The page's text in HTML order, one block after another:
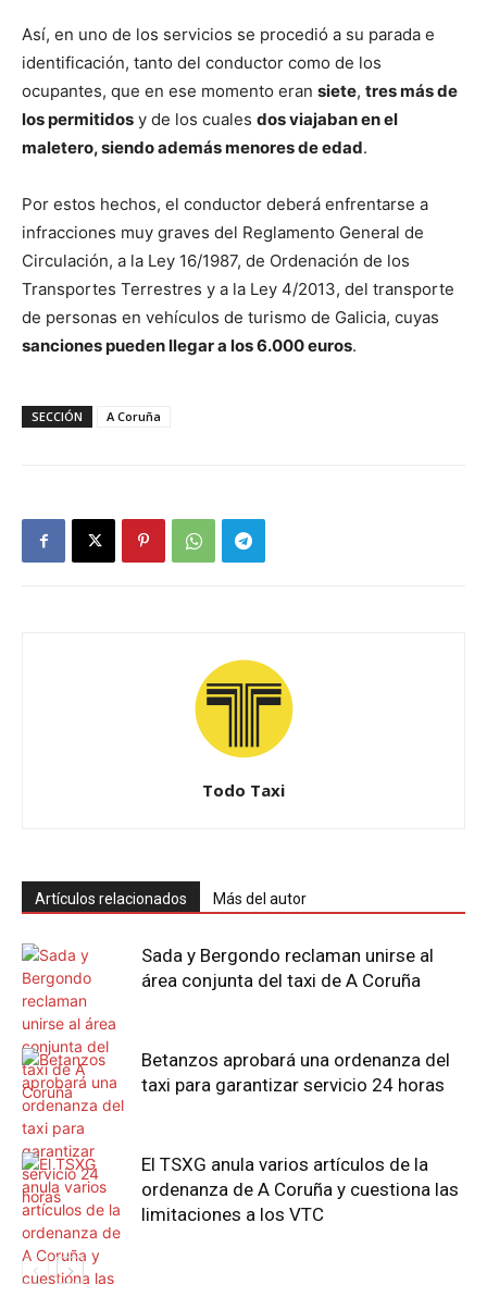
Así, en uno de los servicios se procedió a su parada e
identificación, tanto del conductor como de los
ocupantes, que en ese momento eran siete, tres más de
los permitidos y de los cuales dos viajaban en el
maletero, siendo además menores de edad.
Por estos hechos, el conductor deberá enfrentarse a
infracciones muy graves del Reglamento General de
Circulación, a la Ley 16/1987, de Ordenación de los
Transportes Terrestres y a la Ley 4/2013, del transporte
de personas en vehículos de turismo de Galicia, cuyas
sanciones pueden llegar a los 6.000 euros.
SECCIÓN A Coruña
Todo Taxi
Artículos relacionados Más del autor
Sada y Bergondo reclaman unirse al
área conjunta del taxi de A Coruña
Betanzos aprobará una ordenanza del
taxi para garantizar servicio 24 horas
El TSXG anula varios artículos de la
ordenanza de A Coruña y cuestiona las
limitaciones a los VTC